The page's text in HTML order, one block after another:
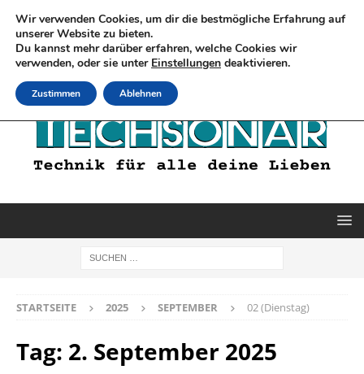
STARTSEITE 2025 SEPTEMBER 02 (Dienstag)
Tag: 2. September 2025
Wir verwenden Cookies, um dir die bestmögliche Erfahrung auf
unserer Website zu bieten.
Du kannst mehr darüber erfahren, welche Cookies wir
verwenden, oder sie unter Einstellungen deaktivieren.
Zustimmen Ablehnen